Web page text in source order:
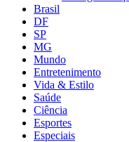
Brasil
DF
SP
MG
Mundo
Entretenimento
Vida & Estilo
Saúde
Ciência
Esportes
Especiais